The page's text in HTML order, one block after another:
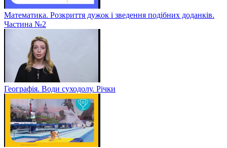
Математика. Розкриття дужок і зведення подібних доданків.
Частина №2
Географія. Води суходолу. Річки